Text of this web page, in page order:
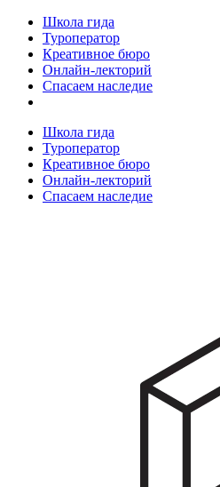
Школа гида
Туроператор
Креативное бюро
Онлайн-лекторий
Спасаем наследие
Школа гида
Туроператор
Креативное бюро
Онлайн-лекторий
Спасаем наследие